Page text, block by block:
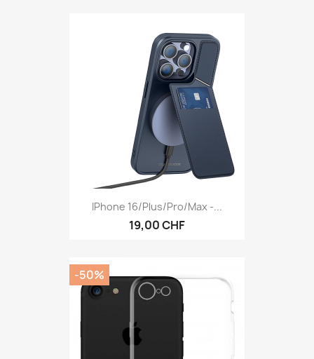
IPhone 16/Plus/Pro/Max -...
19,00 CHF
-50%